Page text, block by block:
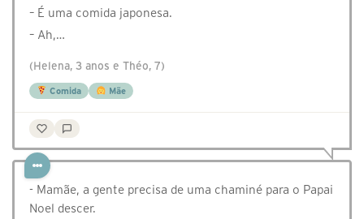
– É uma comida japonesa.
– Ah,…
(Helena, 3 anos e Théo, 7)
Comida Mãe
- Mamãe, a gente precisa de uma chaminé para o Papai
Noel descer.